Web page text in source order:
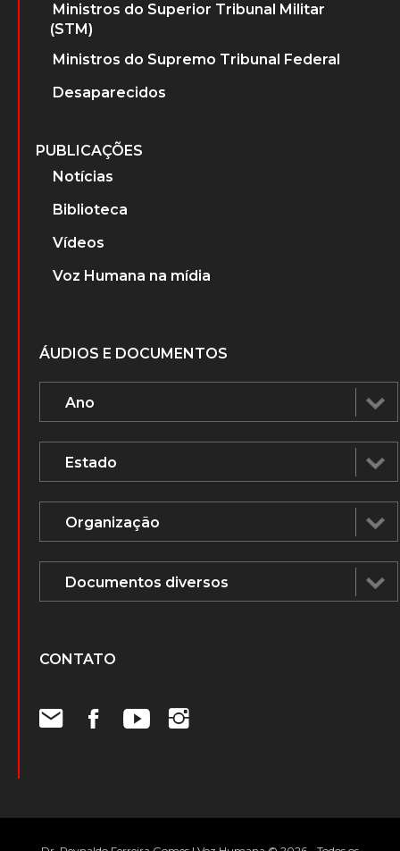
Ministros do Superior Tribunal Militar
(STM)
Ministros do Supremo Tribunal Federal
Desaparecidos
PUBLICAÇÕES
Notícias
Biblioteca
Vídeos
Voz Humana na mídia
ÁUDIOS E DOCUMENTOS
CONTATO